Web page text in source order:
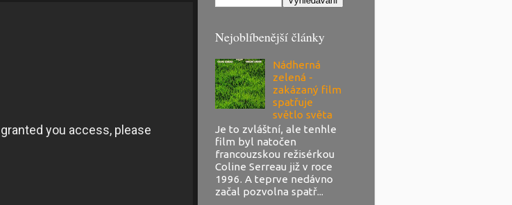
Nejoblíbenější články
Nádherná
zelená -
zakázaný film
spatřuje
světlo světa
Je to zvláštní, ale tenhle
film byl natočen
francouzskou režisérkou
Coline Serreau již v roce
1996. A teprve nedávno
začal pozvolna spatř...